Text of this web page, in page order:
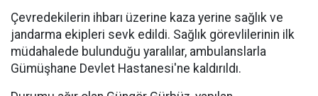
Çevredekilerin ihbarı üzerine kaza yerine sağlık ve
jandarma ekipleri sevk edildi. Sağlık görevlilerinin ilk
müdahalede bulunduğu yaralılar, ambulanslarla
Gümüşhane Devlet Hastanesi'ne kaldırıldı.